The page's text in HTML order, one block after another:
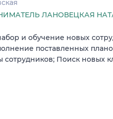
ЛАНОВЕЦКАЯ
и обучение новых
поставленных
Поиск новых